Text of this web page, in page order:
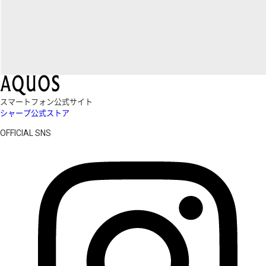
スマートフォン公式サイト
シャープ公式ストア
OFFICIAL SNS